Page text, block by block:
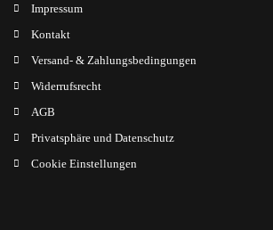
Impressum
Kontakt
Versand- & Zahlungsbedingungen
Widerrufsrecht
AGB
Privatsphäre und Datenschutz
Cookie Einstellungen